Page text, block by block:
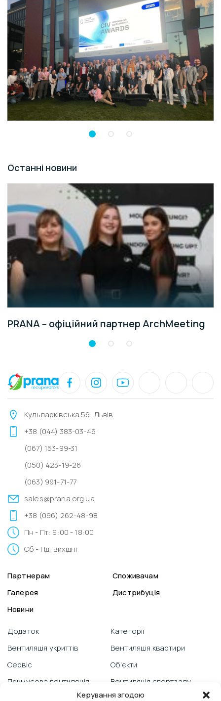
Керування згодою
Останні новини
PRANA – офіційний партнер ArchMeeting
Кульпарківська 59, Львів
+38 (044) 383-03-46
(067) 153-99-31
(050) 423-19-26
(063) 991-71-77
sales@prana.org.ua
+38 (096) 262-48-98
Пн - Пт: 9:00 - 18:00
Сб - Нд: вихідні
Партнерам
Споживачам
Галерея
Дистрибуція
Новини
Додаток
Вентиляція укриттів
Сервіс
Примусова вентиляція
Категорії
Вентиляція квартири
Об'єкти
Вентиляція спортзалу
Відеоблог